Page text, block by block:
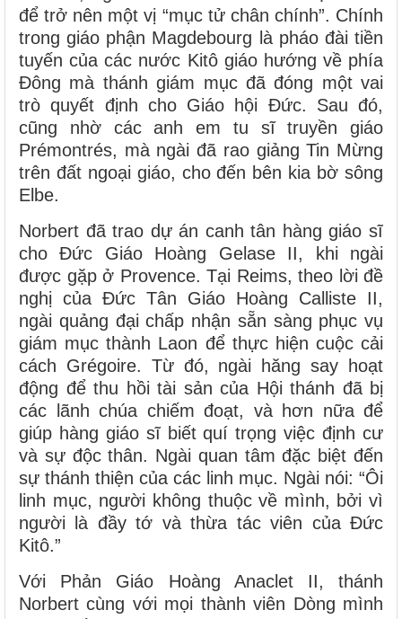
để trở nên một vị “mục tử chân chính”. Chính
trong giáo phận Magdebourg là pháo đài tiền
tuyến của các nước Kitô giáo hướng về phía
Đông mà thánh giám mục đã đóng một vai
trò quyết định cho Giáo hội Đức. Sau đó,
cũng nhờ các anh em tu sĩ truyền giáo
Prémontrés, mà ngài đã rao giảng Tin Mừng
trên đất ngoại giáo, cho đến bên kia bờ sông
Elbe.
Norbert đã trao dự án canh tân hàng giáo sĩ
cho Đức Giáo Hoàng Gelase II, khi ngài
được gặp ở Provence. Tại Reims, theo lời đề
nghị của Đức Tân Giáo Hoàng Calliste II,
ngài quảng đại chấp nhận sẵn sàng phục vụ
giám mục thành Laon để thực hiện cuộc cải
cách Grégoire. Từ đó, ngài hăng say hoạt
động để thu hồi tài sản của Hội thánh đã bị
các lãnh chúa chiếm đoạt, và hơn nữa để
giúp hàng giáo sĩ biết quí trọng việc định cư
và sự độc thân. Ngài quan tâm đặc biệt đến
sự thánh thiện của các linh mục. Ngài nói: “Ôi
linh mục, người không thuộc về mình, bởi vì
người là đầy tớ và thừa tác viên của Đức
Kitô.”
Với Phản Giáo Hoàng Anaclet II, thánh
Norbert cùng với mọi thành viên Dòng mình